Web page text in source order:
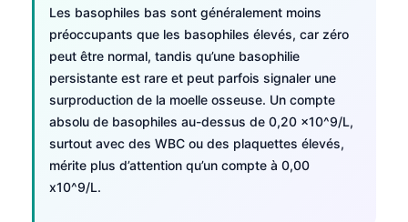
Les basophiles bas sont généralement moins
préoccupants que les basophiles élevés, car zéro
peut être normal, tandis qu’une basophilie
persistante est rare et peut parfois signaler une
surproduction de la moelle osseuse. Un compte
absolu de basophiles au-dessus de 0,20 x10^9/L,
surtout avec des WBC ou des plaquettes élevés,
mérite plus d’attention qu’un compte à 0,00
x10^9/L.